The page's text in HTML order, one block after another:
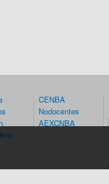
CENBA
Nodocentes
AEXCNBA